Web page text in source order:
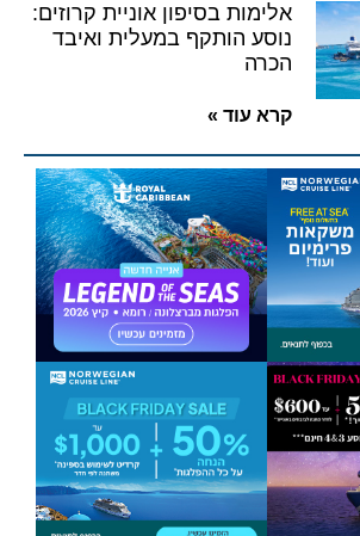
אלימות בסיפון אוניית קרוזים:
נוסע הותקף במעלית ואיבד
הכרה
קרא עוד »